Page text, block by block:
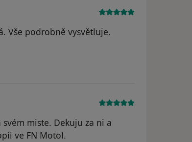
Vše podrobně vysvětluje.
miste. Dekuju za ni a
ve FN Motol.